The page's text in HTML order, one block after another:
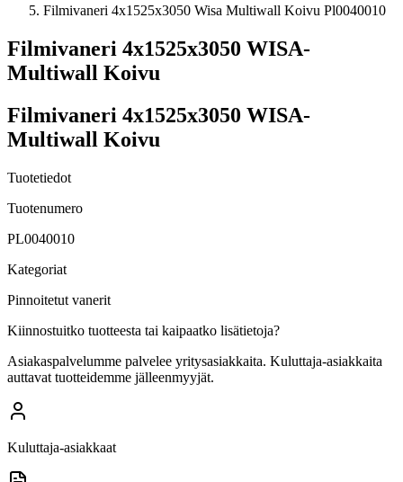
Filmivaneri 4x1525x3050 Wisa Multiwall Koivu Pl0040010
Filmivaneri 4x1525x3050 WISA-
Multiwall Koivu
Filmivaneri 4x1525x3050 WISA-
Multiwall Koivu
Tuotetiedot
Tuotenumero
PL0040010
Kategoriat
Pinnoitetut vanerit
Kiinnostuitko tuotteesta tai kaipaatko lisätietoja?
Asiakaspalvelumme palvelee yritysasiakkaita. Kuluttaja-asiakkaita
auttavat tuotteidemme jälleenmyyjät.
Kuluttaja-asiakkaat